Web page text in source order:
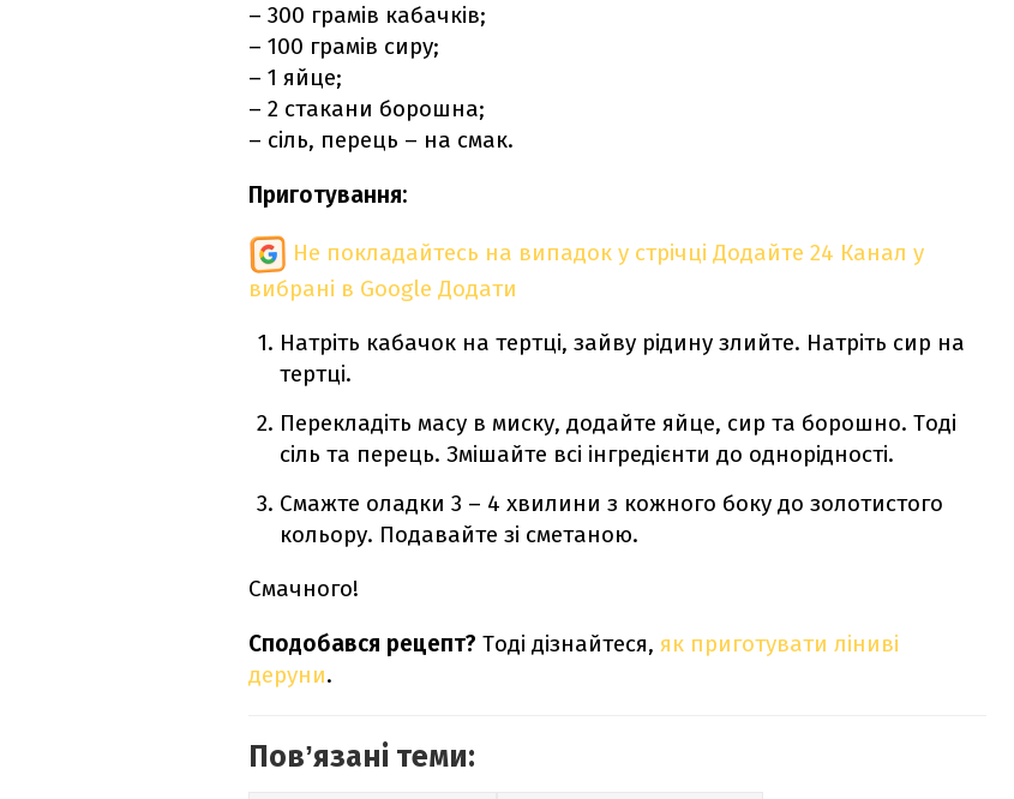
– 300 грамів кабачків;
– 100 грамів сиру;
– 1 яйце;
– 2 стакани борошна;
– сіль, перець – на смак.
Приготування:
Не покладайтесь на випадок у стрічці Додайте 24 Канал у
вибрані в Google Додати
Натріть кабачок на тертці, зайву рідину злийте. Натріть сир на
тертці.
Перекладіть масу в миску, додайте яйце, сир та борошно. Тоді
сіль та перець. Змішайте всі інгредієнти до однорідності.
Смажте оладки 3 – 4 хвилини з кожного боку до золотистого
кольору. Подавайте зі сметаною.
Смачного!
Сподобався рецепт? Тоді дізнайтеся, як приготувати ліниві
деруни.
Повʼязані теми: